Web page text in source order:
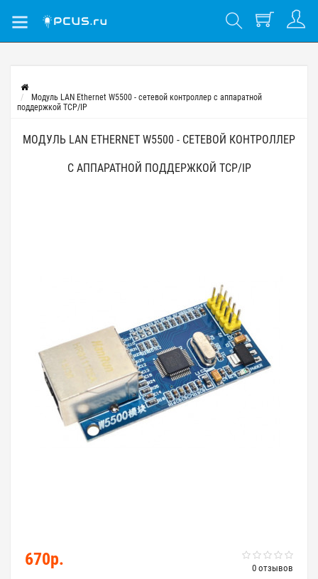
Модуль LAN Ethernet W5500 - сетевой контроллер с аппаратной
поддержкой TCP/IP
МОДУЛЬ LAN ETHERNET W5500 - СЕТЕВОЙ КОНТРОЛЛЕР
С АППАРАТНОЙ ПОДДЕРЖКОЙ TCP/IP
0 отзывов
670р.